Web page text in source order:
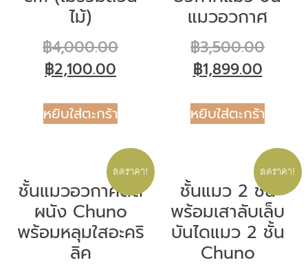
ไม้)
฿4,000.00
฿2,100.00
หยิบใส่ตะกร้า
แมวอวกาศ
฿3,500.00
฿1,899.00
หยิบใส่ตะกร้า
ลดราคา!
ชั้นแมวอวกาศติด
ผนัง Chuno
พร้อมหลุมใสอะคริ
ลิค
ลดราคา!
ชั้นแมว 2 ชั้น
พร้อมเสาลับเล็บ
บันไดแมว 2 ชั้น
Chuno